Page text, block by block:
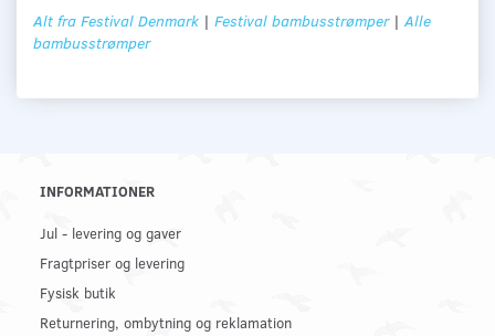
Alt fra Festival Denmark | Festival bambusstrømper| Alle
bambusstrømper
INFORMATIONER
Jul - levering og gaver
Fragtpriser og levering
Fysisk butik
Returnering, ombytning og reklamation